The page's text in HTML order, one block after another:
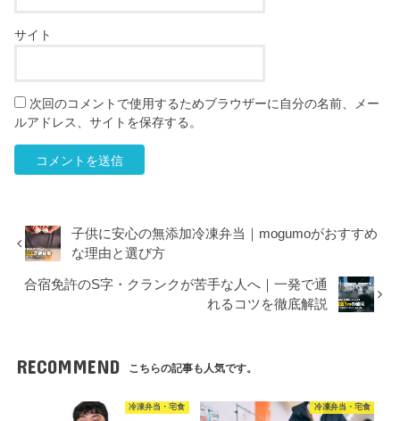
サイト
次回のコメントで使用するためブラウザーに自分の名前、メー
ルアドレス、サイトを保存する。
子供に安心の無添加冷凍弁当｜mogumoがおすすめ
な理由と選び方
合宿免許のS字・クランクが苦手な人へ｜一発で通
れるコツを徹底解説
RECOMMEND こちらの記事も人気です。
冷凍弁当・宅食 冷凍弁当・宅食